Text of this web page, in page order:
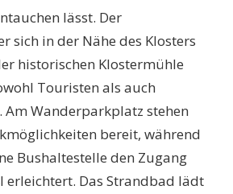
lässt. Der
sich in der Nähe des Klosters
historischen Klostermühle
Touristen als auch
Am Wanderparkplatz stehen
bereit, während
Bushaltestelle den Zugang
erleichtert. Das Strandbad lädt